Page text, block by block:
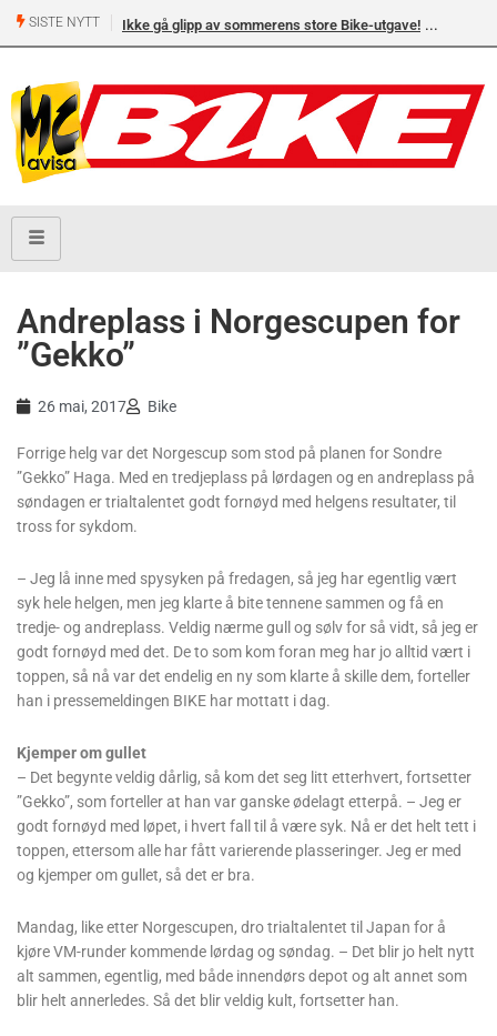
SISTE NYTT Ikke gå glipp av sommerens store Bike-utgave!
Andreplass i Norgescupen for
”Gekko”
26 mai, 2017 Bike
Forrige helg var det Norgescup som stod på planen for Sondre
”Gekko” Haga. Med en tredjeplass på lørdagen og en andreplass på
søndagen er trialtalentet godt fornøyd med helgens resultater, til
tross for sykdom.
– Jeg lå inne med spysyken på fredagen, så jeg har egentlig vært
syk hele helgen, men jeg klarte å bite tennene sammen og få en
tredje- og andreplass. Veldig nærme gull og sølv for så vidt, så jeg er
godt fornøyd med det. De to som kom foran meg har jo alltid vært i
toppen, så nå var det endelig en ny som klarte å skille dem, forteller
han i pressemeldingen BIKE har mottatt i dag.
Kjemper om gullet
– Det begynte veldig dårlig, så kom det seg litt etterhvert, fortsetter
”Gekko”, som forteller at han var ganske ødelagt etterpå. – Jeg er
godt fornøyd med løpet, i hvert fall til å være syk. Nå er det helt tett i
toppen, ettersom alle har fått varierende plasseringer. Jeg er med
og kjemper om gullet, så det er bra.
Mandag, like etter Norgescupen, dro trialtalentet til Japan for å
kjøre VM-runder kommende lørdag og søndag. – Det blir jo helt nytt
alt sammen, egentlig, med både innendørs depot og alt annet som
blir helt annerledes. Så det blir veldig kult, fortsetter han.